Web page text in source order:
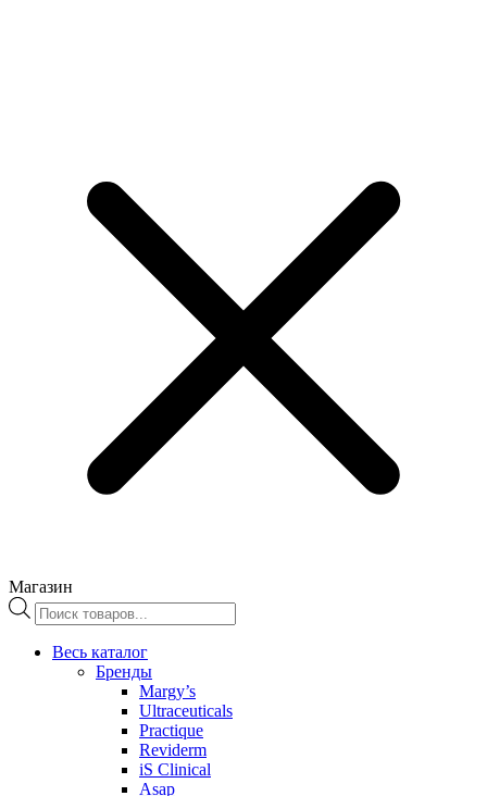
Магазин
Поиск
товаров
Весь каталог
Бренды
Margy’s
Ultraceuticals
Practique
Reviderm
iS Clinical
Asap